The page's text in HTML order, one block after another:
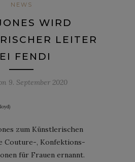
NEWS
WIRD
LEITER
FENDI
9. September 2020
zum Künstlerischen
Couture-, Konfektions-
für Frauen ernannt.